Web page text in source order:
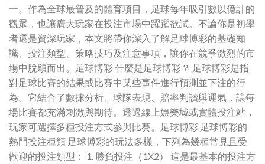
一。作為全球最普及的體育項目，足球每年吸引數以億計的
觀眾，也讓廣大玩家在投注市場中躍躍欲試。不論你是初學
者還是資深玩家，本文將帶你深入了解足球博彩的基礎知
識、投注類型、策略技巧及注意事項，讓你在競爭激烈的市
場中脫穎而出。足球博彩 什麼是足球博彩？ 足球博彩是指
對足球比賽的結果或比賽中某些事件進行預測並下注的行
為。它結合了數據分析、球隊表現、賠率判讀與運氣，讓每
場比賽都充滿刺激與期待。透過線上娛樂城或實體投注站，
玩家可選擇多種投注方式參與比賽。足球博彩 足球博彩的
熱門投注種類 足球博彩的玩法多樣，下列為幾種常見且受
歡迎的投注類型： 1. 勝負投注（1X2） 這是最基本的投注方